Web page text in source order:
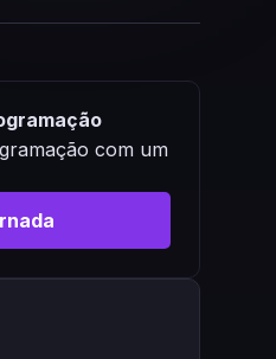
com um